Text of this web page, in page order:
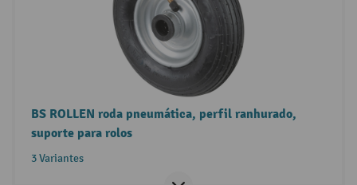
BS ROLLEN roda pneumática, perfil ranhurado,
suporte para rolos
3 Variantes